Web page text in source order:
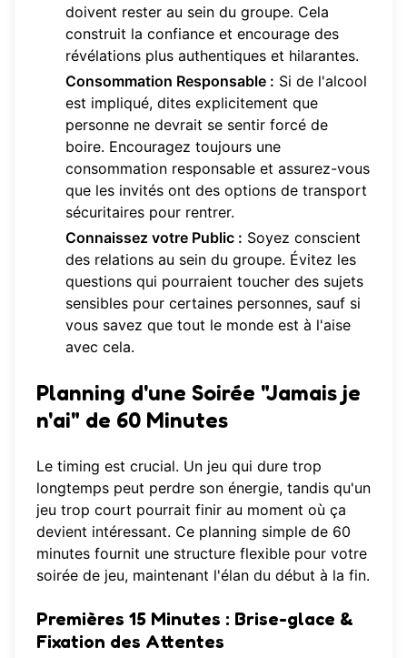
doivent rester au sein du groupe. Cela
construit la confiance et encourage des
révélations plus authentiques et hilarantes.
Consommation Responsable : Si de l'alcool
est impliqué, dites explicitement que
personne ne devrait se sentir forcé de
boire. Encouragez toujours une
consommation responsable et assurez-vous
que les invités ont des options de transport
sécuritaires pour rentrer.
Connaissez votre Public : Soyez conscient
des relations au sein du groupe. Évitez les
questions qui pourraient toucher des sujets
sensibles pour certaines personnes, sauf si
vous savez que tout le monde est à l'aise
avec cela.
Planning d'une Soirée "Jamais je
n'ai" de 60 Minutes
Le timing est crucial. Un jeu qui dure trop
longtemps peut perdre son énergie, tandis qu'un
jeu trop court pourrait finir au moment où ça
devient intéressant. Ce planning simple de 60
minutes fournit une structure flexible pour votre
soirée de jeu, maintenant l'élan du début à la fin.
Premières 15 Minutes : Brise-glace &
Fixation des Attentes